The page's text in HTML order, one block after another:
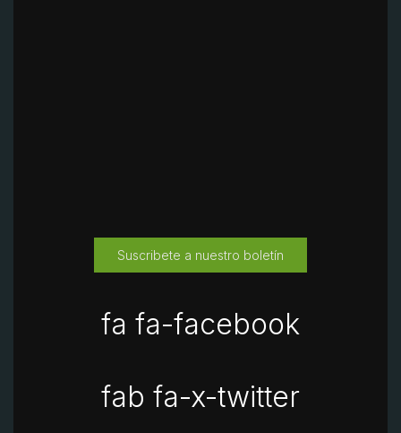
Suscribete a nuestro boletín
fa fa-facebook
fab fa-x-twitter